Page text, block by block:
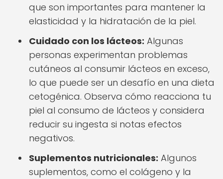
que son importantes para mantener la
elasticidad y la hidratación de la piel.
Cuidado con los lácteos: Algunas
personas experimentan problemas
cutáneos al consumir lácteos en exceso,
lo que puede ser un desafío en una dieta
cetogénica. Observa cómo reacciona tu
piel al consumo de lácteos y considera
reducir su ingesta si notas efectos
negativos.
Suplementos nutricionales: Algunos
suplementos, como el colágeno y la